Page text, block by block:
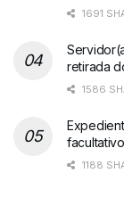
1691
retirada
1586
1188